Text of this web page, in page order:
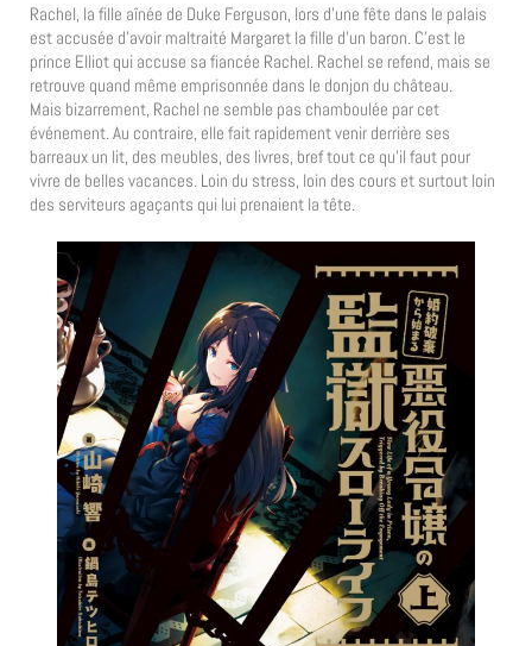
Rachel, la fille aînée de Duke Ferguson, lors d’une fête dans le palais
est accusée d’avoir maltraité Margaret la fille d’un baron. C’est le
prince Elliot qui accuse sa fiancée Rachel. Rachel se refend, mais se
retrouve quand même emprisonnée dans le donjon du château.
Mais bizarrement, Rachel ne semble pas chamboulée par cet
événement. Au contraire, elle fait rapidement venir derrière ses
barreaux un lit, des meubles, des livres, bref tout ce qu’il faut pour
vivre de belles vacances. Loin du stress, loin des cours et surtout loin
des serviteurs agaçants qui lui prenaient la tête.